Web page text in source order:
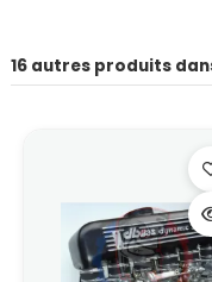
16 autres produits